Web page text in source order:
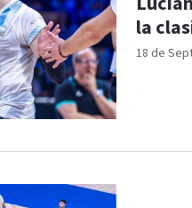
18 de
la